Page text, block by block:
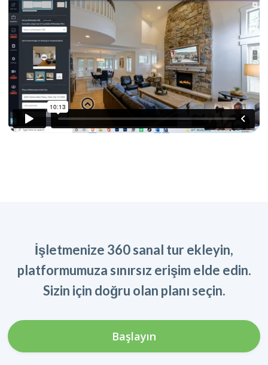
İşletmenize 360 sanal tur ekleyin,
platformumuza sınırsız erişim elde edin.
Sizin için doğru olan planı seçin.
Başlayın